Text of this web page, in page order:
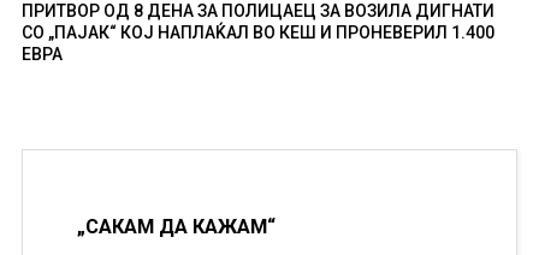
ПРИТВОР ОД 8 ДЕНА ЗА ПОЛИЦАЕЦ ЗА ВОЗИЛА ДИГНАТИ
СО „ПАЈАК“ КОЈ НАПЛАЌАЛ ВО КЕШ И ПРОНЕВЕРИЛ 1.400
ЕВРА
„САКАМ ДА КАЖАМ“